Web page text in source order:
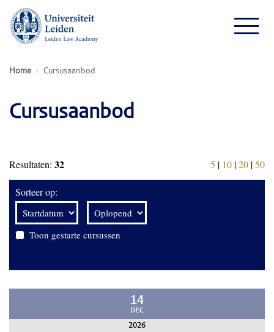
Home Cursusaanbod
Cursusaanbod
Resultaten: 32 5 | 10 |20 |50
Sorteer op:
Toon gestarte cursussen
14
DEC
2026